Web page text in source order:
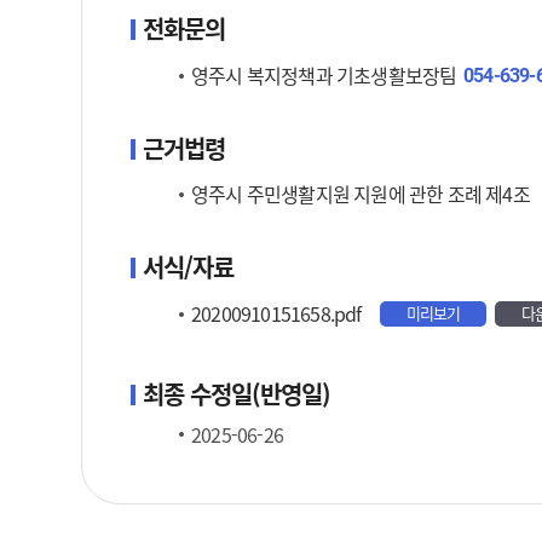
전화문의
영주시 복지정책과 기초생활보장팀 054-639-
근거법령
영주시 주민생활지원 지원에 관한 조례 제4조
서식/자료
20200910151658.pdf 미리보기 다
최종 수정일(반영일)
2025-06-26